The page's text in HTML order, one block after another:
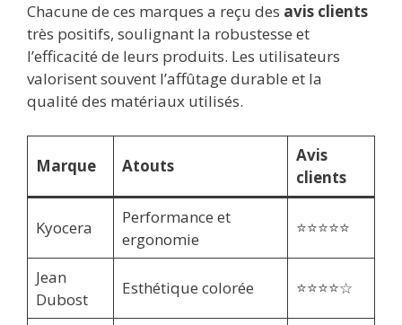
Chacune de ces marques a reçu des avis clients
très positifs, soulignant la robustesse et
l’efficacité de leurs produits. Les utilisateurs
valorisent souvent l’affûtage durable et la
qualité des matériaux utilisés.
Marque Atouts
Avis
clients
Kyocera
Performance et
ergonomie
⭐⭐⭐⭐⭐
Jean
Dubost
Esthétique colorée ⭐⭐⭐⭐☆